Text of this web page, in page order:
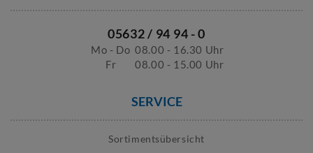
05632 / 94 94 - 0
Mo - Do 08.00 - 16.30 Uhr
Fr
08.00 - 15.00 Uhr
SERVICE
Sortimentsübersicht